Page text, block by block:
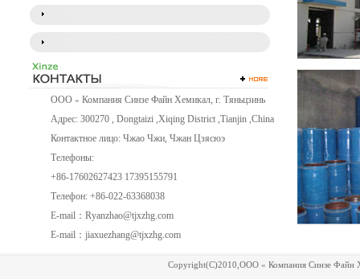
ООО « Компания Синзе Файн Хемикал, г. Тяньцзинь
Адрес: 300270 , Dongtaizi ,Xiqing District ,Tianjin ,China
Контактное лицо: Чжао Чжи, Чжан Цзясюэ
Телефоны:
+86-17602627423 17395155791
Телефон: +86-022-63368038
E-mail： Ryanzhao@tjxzhg.com
E-mail： jiaxuezhang@tjxzhg.com
Copyright(C)2010, ООО « Компания Синзе Файн